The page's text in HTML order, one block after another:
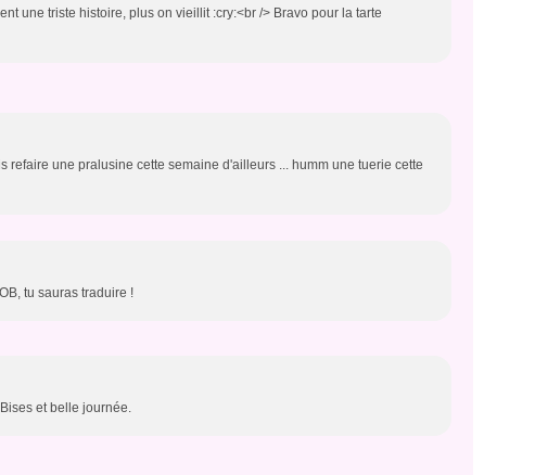
une triste histoire, plus on vieillit :cry:<br /> Bravo pour la tarte
refaire une pralusine cette semaine d'ailleurs ... humm une tuerie cette
tu sauras traduire !
et belle journée.